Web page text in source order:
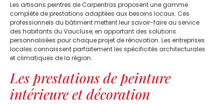
Les artisans peintres de Carpentras proposent une gamme
complète de prestations adaptées aux besoins locaux. Ces
professionnels du bâtiment mettent leur savoir-faire au service
des habitants du Vaucluse, en apportant des solutions
personnalisées pour chaque projet de rénovation. Les entreprises
locales connaissent parfaitement les spécificités architecturales
et climatiques de la région.
Les prestations de peinture
intérieure et décoration